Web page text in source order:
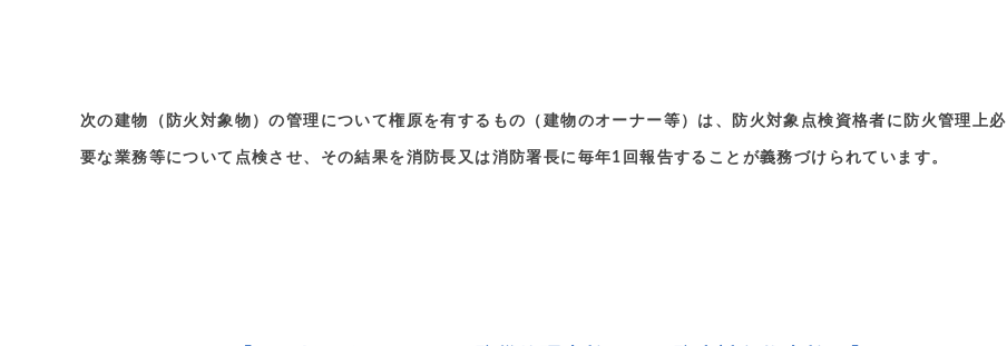
次の建物（防火対象物）の管理について権原を有するもの（建物のオーナー等）は、防火対象点検資格者に防火管理上必
要な業務等について点検させ、その結果を消防長又は消防署長に毎年1回報告することが義務づけられています。